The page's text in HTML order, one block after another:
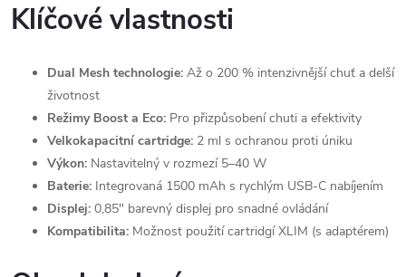
Klíčové vlastnosti
Dual Mesh technologie: Až o 200 % intenzivnější chuť a delší
životnost
Režimy Boost a Eco: Pro přizpůsobení chuti a efektivity
Velkokapacitní cartridge: 2 ml s ochranou proti úniku
Výkon: Nastavitelný v rozmezí 5–40 W
Baterie: Integrovaná 1500 mAh s rychlým USB-C nabíjením
Displej: 0,85" barevný displej pro snadné ovládání
Kompatibilita: Možnost použití cartridgí XLIM (s adaptérem)